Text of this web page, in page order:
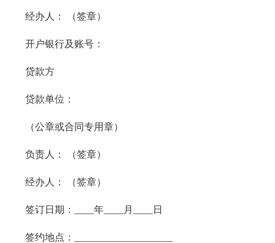
经办人： （签章）
开户银行及账号：
贷款方
贷款单位：
（公章或合同专用章）
负责人： （签章）
经办人： （签章）
签订日期：____年____月____日
签约地点：____________________